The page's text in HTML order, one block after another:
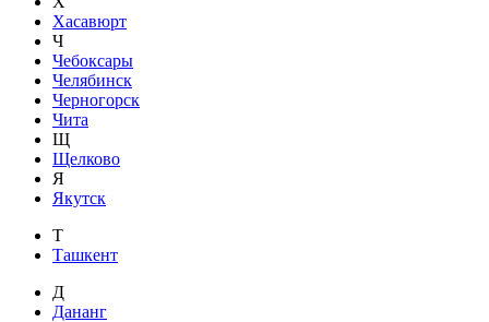
Хасавюрт
Ч
Чебоксары
Челябинск
Черногорск
Чита
Щ
Щелково
Я
Якутск
Т
Ташкент
Д
Дананг